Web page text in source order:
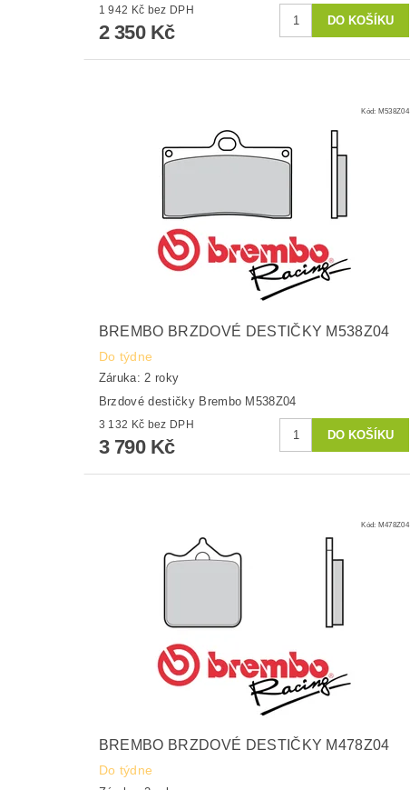
1 942 Kč bez DPH
2 350 Kč
Kód: M538Z04
BREMBO BRZDOVÉ DESTIČKY M538Z04
Do týdne
Záruka: 2 roky
Brzdové destičky Brembo M538Z04
3 132 Kč bez DPH
3 790 Kč
Kód: M478Z04
BREMBO BRZDOVÉ DESTIČKY M478Z04
Do týdne